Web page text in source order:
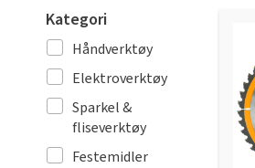
Fargerike
Majorstuen
Fargerike Mandal
Fargerike Os
Fargerike Sande
Fargerike Sortland
Kategori
Håndverktøy
Elektroverktøy
Sparkel &
fliseverktøy
Festemidler